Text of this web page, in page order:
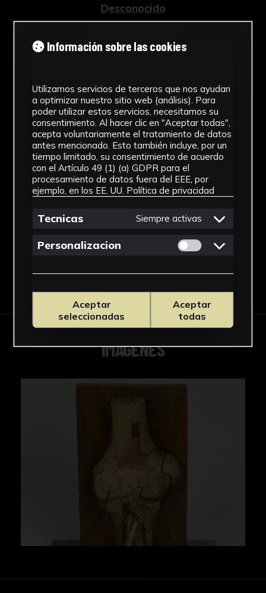
Desconocido
1928 - 1967
Estilo
Abstracción Geométrica
Técnica
Tallada y policromada
Ver más
IMÁGENES
Información sobre las cookies
Utilizamos servicios de terceros que nos ayudan
a optimizar nuestro sitio web (análisis). Para
poder utilizar estos servicios, necesitamos su
consentimiento. Al hacer clic en "Aceptar todas",
acepta voluntariamente el tratamiento de datos
antes mencionado. Esto también incluye, por un
tiempo limitado, su consentimiento de acuerdo
con el Artículo 49 (1) (a) GDPR para el
procesamiento de datos fuera del EEE, por
ejemplo, en los EE. UU. Política de privacidad
Tecnicas Siempre activas
Personalizacion Permitir cookies
Aceptar
seleccionadas
Aceptar
todas